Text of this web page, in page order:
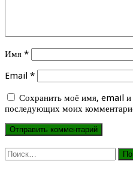
Имя *
Email *
Сохранить моё имя, email и
последующих моих
Найти: